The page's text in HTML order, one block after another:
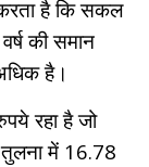
है कि सकल
की समान
है।
रहा है जो
तुलना में 16.78